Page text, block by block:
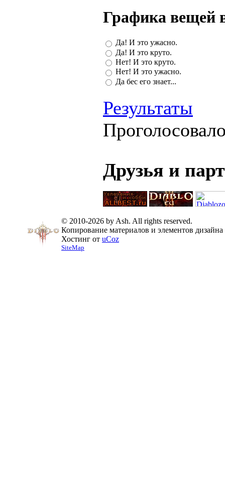
Графика вещей
Да! И это ужасно.
Да! И это круто.
Нет! И это круто.
Нет! И это ужасно.
Да бес его знает...
Результаты
Друзья и
© 2010-2026 by Ash. All rights reserved.
Копирование материалов и элементов
Хостинг от uCoz
SiteMap